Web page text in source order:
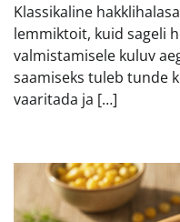
Klassikaline
lemmiktoit, kuid sageli
valmistamisele kuluv
saamiseks tuleb tunde
vaaritada ja […]